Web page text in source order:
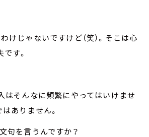
けじゃないですけど（笑）。そこは心
す。
はそんなに頻繁にやってはいけませ
ありません。
句を言うんですか？